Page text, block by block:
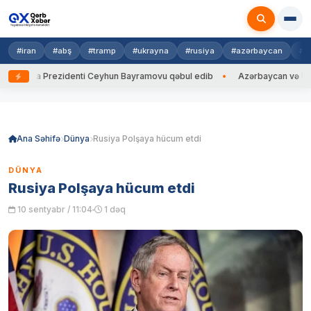
#iran #abş #tramp #ukrayna #rusiya #azərbaycan
Prezidenti Ceyhun Bayramovu qəbul edib Azərbaycan və
Ana Səhifə Dünya Rusiya Polşaya hücum etdi
DÜNYA
Rusiya Polşaya hücum etdi
10 sentyabr / 11:04 1 dəq